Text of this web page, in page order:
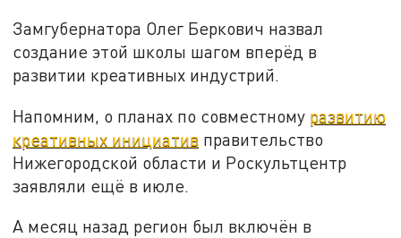
Замгубернатора Олег Беркович назвал
создание этой школы шагом вперёд в
развитии креативных индустрий.
Напомним, о планах по совместному развитию
креативных инициатив правительство
Нижегородской области и Роскультцентр
заявляли ещё в июле.
А месяц назад регион был включён в